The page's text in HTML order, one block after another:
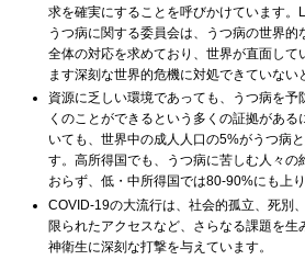
求を確実にすることを呼びかけています
うつ病に関する委員会は、うつ病の世界
全体の対応を求めており、世界が直面して
ます深刻な世界的危機に対処できていない
資源に乏しい環境であっても、うつ病を予
くのことができるという多くの証拠があ
いても、世界中の成人人口の5%がうつ病
す。高所得国でも、うつ病に苦しむ人々の
おらず、低・中所得国では80-90%にも上り
COVID-19の大流行は、社会的孤立、死別
限られたアクセスなど、さらなる課題を生
神衛生に深刻な打撃を与えています。